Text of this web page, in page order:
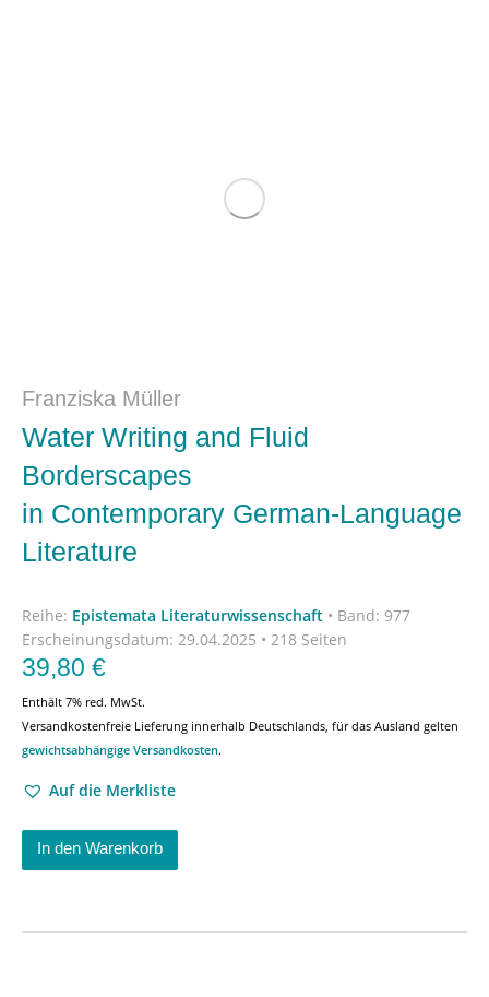
Franziska Müller
Water Writing and Fluid
Borderscapes
in Contemporary German-Language
Literature
Reihe: Epistemata Literaturwissenschaft • Band: 977
Erscheinungsdatum: 29.04.2025 • 218 Seiten
39,80 €
Enthält 7% red. MwSt.
Versandkostenfreie Lieferung innerhalb Deutschlands, für das Ausland gelten
gewichtsabhängige Versandkosten.
Auf die Merkliste
In den Warenkorb